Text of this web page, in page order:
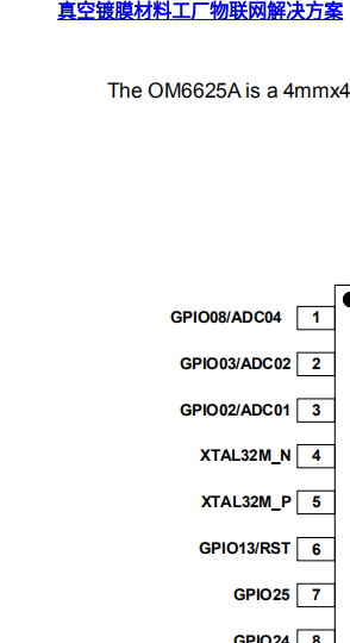
真空镀膜材料工厂物联网解决方案